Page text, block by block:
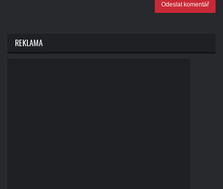
Odeslat komentář
REKLAMA